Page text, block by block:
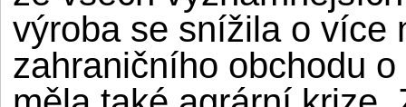
výroba se snížila o více
zahraničního obchodu